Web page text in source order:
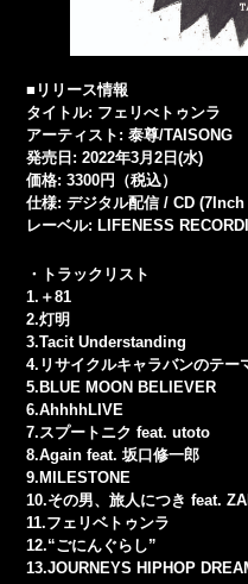
■リリース情報
タイトル: フェリべトゥンラ
アーティスト: 泰尊/TAISONG
発売日: 2022年3月2日(水)
価格: 3300円（税込）
仕様: デジタル配信 / CD
レーベル: LIFENESS
・トラックリスト
1.＋81
2.灯明
3.Tacit Understanding
4.リサイクルキャラバンのテー
5.BLUE MOON BELIEVER
6.AhhhhLIVE
7.スプートニク feat. utoto
8.Again feat. 坂口修一郎
9.MILESTONE
10.その男、旅人につき feat.
11.フェリベトゥンラ
12.“ごにんぐらし”
13.JOURNEYS HIPHOP